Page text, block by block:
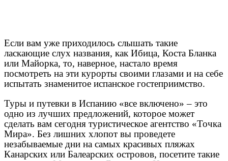
Если вам уже приходилось слышать такие
ласкающие слух названия, как Ибица, Коста Бланка
или Майорка, то, наверное, настало время
посмотреть на эти курорты своими глазами и на себе
испытать знаменитое испанское гостеприимство.
Туры и путевки в Испанию «все включено» – это
одно из лучших предложений, которое может
сделать вам сегодня туристическое агентство «Точка
Мира». Без лишних хлопот вы проведете
незабываемые дни на самых красивых пляжах
Канарских или Балеарских островов, посетите такие